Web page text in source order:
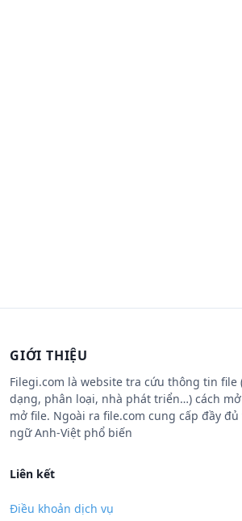
GIỚI THIỆU
Filegi.com là website tra cứu thông tin
dạng, phân loại, nhà phát triển…) cách
mở file. Ngoài ra file.com cung cấp đầy
ngữ Anh-Việt phổ biến
Liên kết
Điều khoản dịch vụ